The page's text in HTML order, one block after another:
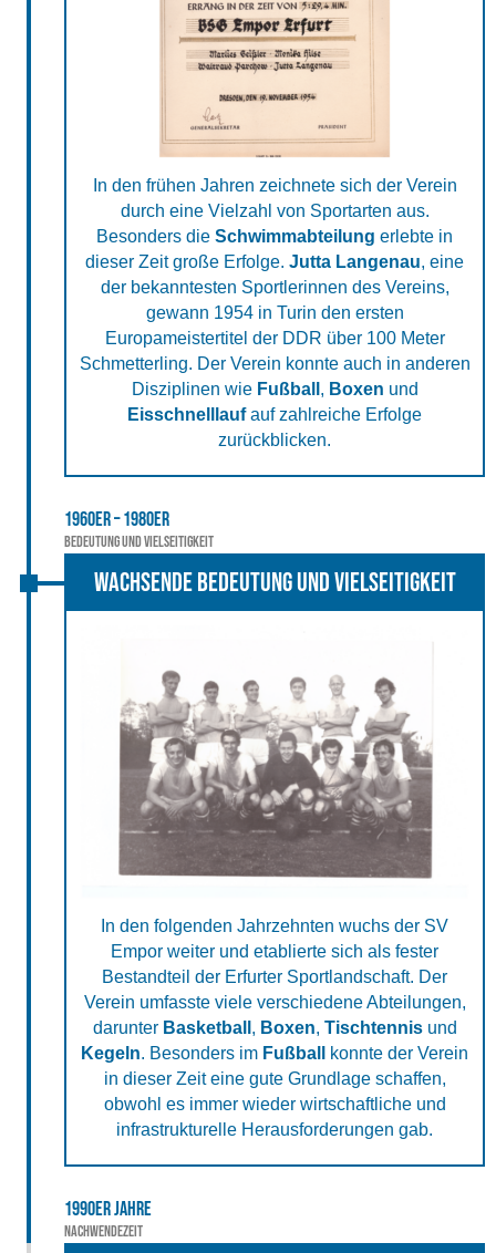
In den frühen Jahren zeichnete sich der Verein
durch eine Vielzahl von Sportarten aus.
Besonders die Schwimmabteilung erlebte in
dieser Zeit große Erfolge. Jutta Langenau, eine
der bekanntesten Sportlerinnen des Vereins,
gewann 1954 in Turin den ersten
Europameistertitel der DDR über 100 Meter
Schmetterling. Der Verein konnte auch in anderen
Disziplinen wie Fußball , Boxen und
Eisschnelllaufauf zahlreiche Erfolge
zurückblicken.
1960er – 1980er
Bedeutung und Vielseitigkeit
Wachsende Bedeutung und Vielseitigkeit
In den folgenden Jahrzehnten wuchs der SV
Empor weiter und etablierte sich als fester
Bestandteil der Erfurter Sportlandschaft. Der
Verein umfasste viele verschiedene Abteilungen,
darunter Basketball , Boxen, Tischtennisund
Kegeln. Besonders im Fußball
konnte der Verein
in dieser Zeit eine gute Grundlage schaffen,
obwohl es immer wieder wirtschaftliche und
infrastrukturelle Herausforderungen gab.
1990er Jahre
Nachwendezeit